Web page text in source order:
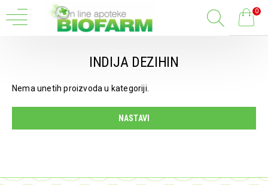
0
INDIJA DEZIHIN
Nema unetih proizvoda u kategoriji.
NASTAVI